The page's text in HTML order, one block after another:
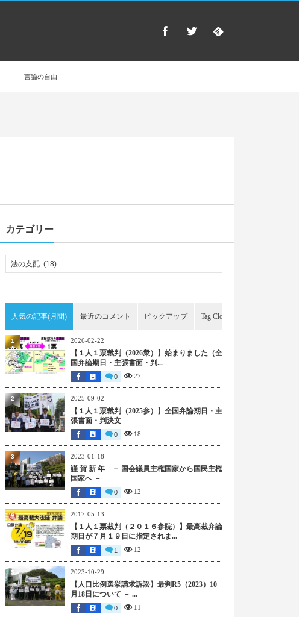
言論の自由
カテゴリー
人気の記事(月間) 最近のコメント ピックアップ Tag Cloud
2026-02-22
【１人１票裁判（2026衆）】始まりました（全
国弁論期日・主張書面・判...
0 27
1
2025-09-02
【１人１票裁判（2025参）】全国弁論期日・主
張書面・判決文
0 18
2
2023-01-18
謹 賀 新 年 － 国会議員主権国家から国民主権
国家へ －
0 12
3
2017-05-13
【１人１票裁判（２０１６参院）】最高裁弁論
期日が７月１９日に指定されま...
1 12
4
2023-10-29
【人口比例選挙請求訴訟】最判R5（2023）10
月18日について － ...
0 11
5